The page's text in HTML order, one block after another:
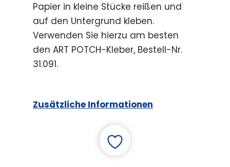
Papier in kleine Stücke reißen und
auf den Untergrund kleben.
Verwenden Sie hierzu am besten
den ART POTCH-Kleber, Bestell-Nr.
31.091.
Zusätzliche Informationen